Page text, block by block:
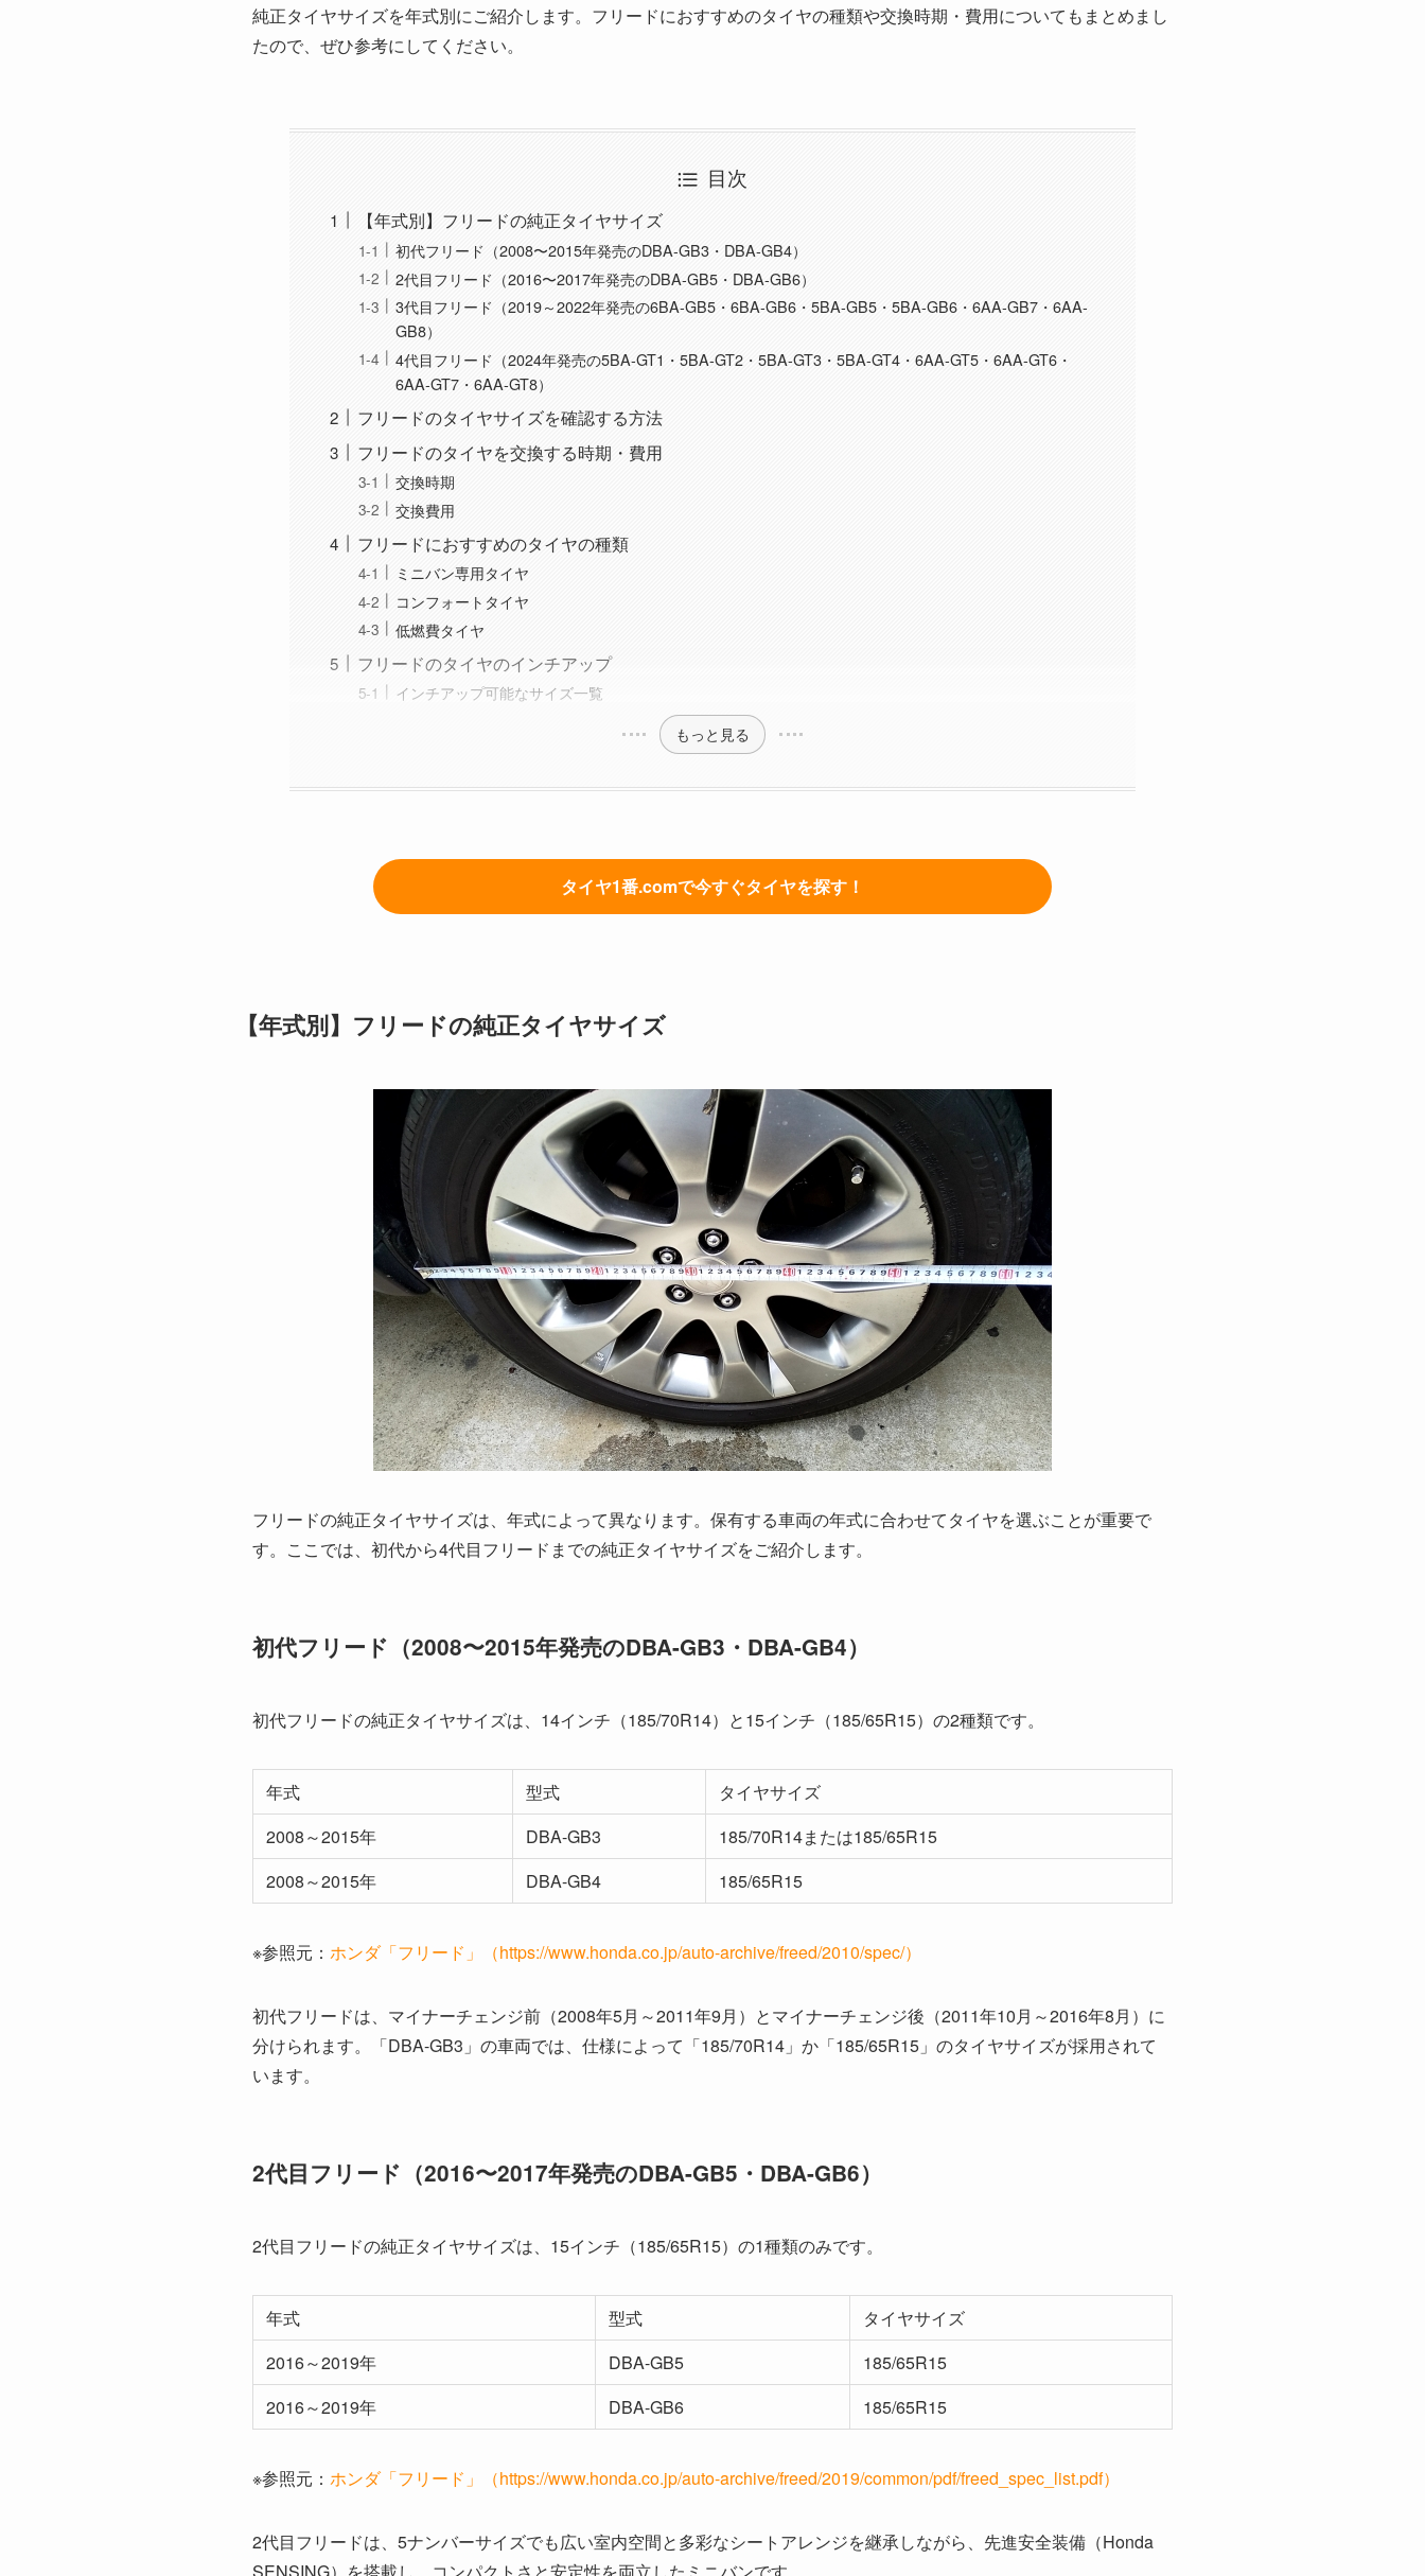
純正タイヤサイズを年式別にご紹介します。フリードにおすすめのタイヤの種類や交換時期・費用についてもまとめまし
たので、ぜひ参考にしてください。
目次
【年式別】フリードの純正タイヤサイズ
初代フリード（2008〜2015年発売のDBA-GB3・DBA-GB4）
2代目フリード（2016〜2017年発売のDBA-GB5・DBA-GB6）
3代目フリード（2019～2022年発売の6BA-GB5・6BA-GB6・5BA-GB5・5BA-GB6・6AA-GB7・6AA-
GB8）
4代目フリード（2024年発売の5BA-GT1・5BA-GT2・5BA-GT3・5BA-GT4・6AA-GT5・6AA-GT6・
6AA-GT7・6AA-GT8）
フリードのタイヤサイズを確認する方法
フリードのタイヤを交換する時期・費用
交換時期
交換費用
フリードにおすすめのタイヤの種類
ミニバン専用タイヤ
コンフォートタイヤ
低燃費タイヤ
フリードのタイヤのインチアップ
インチアップ可能なサイズ一覧
もっと見る
タイヤ1番.comで今すぐタイヤを探す！
【年式別】フリードの純正タイヤサイズ
フリードの純正タイヤサイズは、年式によって異なります。保有する車両の年式に合わせてタイヤを選ぶことが重要で
す。ここでは、初代から4代目フリードまでの純正タイヤサイズをご紹介します。
初代フリード（2008〜2015年発売のDBA-GB3・DBA-GB4）
初代フリードの純正タイヤサイズは、14インチ（185/70R14）と15インチ（185/65R15）の2種類です。
年式 型式
タイヤサイズ
2008～2015年
DBA-GB3
185/70R14または185/65R15
2008～2015年
DBA-GB4 185/65R15
※参照元： ホンダ「フリード」（https://www.honda.co.jp/auto-archive/freed/2010/spec/）
初代フリードは、マイナーチェンジ前（2008年5月～2011年9月）とマイナーチェンジ後（2011年10月～2016年8月）に
分けられます。「DBA-GB3」の車両では、仕様によって「185/70R14」か「185/65R15」のタイヤサイズが採用されて
います。
2代目フリード（2016〜2017年発売のDBA-GB5・DBA-GB6）
2代目フリードの純正タイヤサイズは、15インチ（185/65R15）の1種類のみです。
年式 型式
タイヤサイズ
2016～2019年
DBA-GB5
185/65R15
2016～2019年
DBA-GB6 185/65R15
※参照元： ホンダ「フリード」（https://www.honda.co.jp/auto-archive/freed/2019/common/pdf/freed_spec_list.pdf）
2代目フリードは、5ナンバーサイズでも広い室内空間と多彩なシートアレンジを継承しながら、先進安全装備（Honda